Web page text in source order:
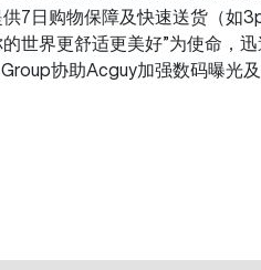
7日购物保障及快速送货（如
世界更舒适更美好”为使命，
协助Acguy加强数码曝光